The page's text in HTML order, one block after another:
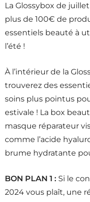
La Glossybox de
plus de 100€ de
essentiels beauté à
l’été !
À l’intérieur de la
trouverez des
soins plus pointus
estivale ! La box
masque réparateur
comme l’acide
brume hydratante
BON PLAN 1 : Si le
2024 vous plaît, une